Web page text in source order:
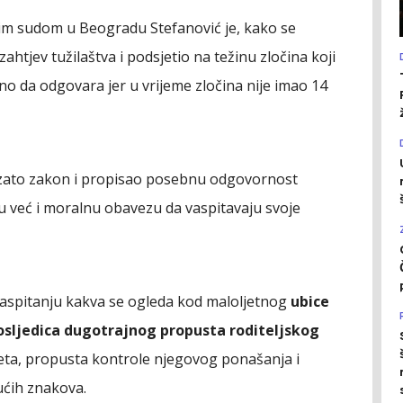
sudom u Beogradu Stefanović je, kako se
tužilaštva i podsjetio na težinu zločina koji
da odgovara jer u vrijeme zločina nije imao 14
zakon i propisao posebnu odgovornost
i moralnu obavezu da vaspitavaju svoje
kakva se ogleda kod maloljetnog ubice
dugotrajnog propusta roditeljskog
propusta kontrole njegovog ponašanja i
znakova.